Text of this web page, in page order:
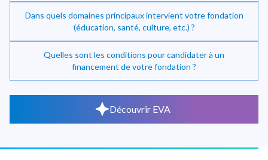
Dans quels domaines principaux intervient votre fondation
(éducation, santé, culture, etc.) ?
Quelles sont les conditions pour candidater à un
financement de votre fondation ?
Découvrir EVA